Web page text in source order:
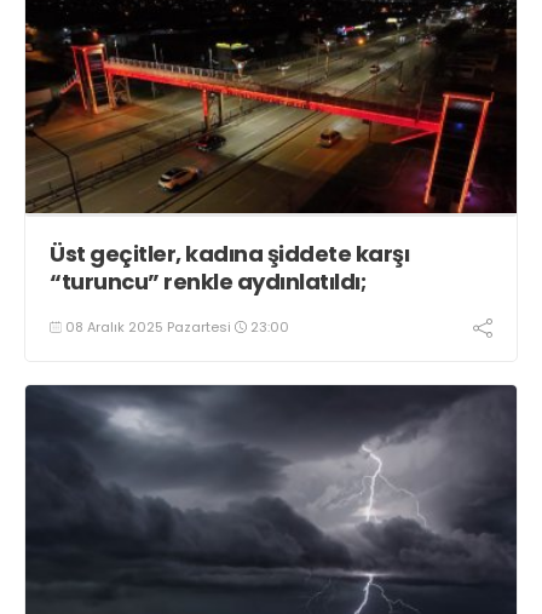
Üst geçitler, kadına şiddete karşı
“turuncu” renkle aydınlatıldı;
08 Aralık 2025 Pazartesi 23:00